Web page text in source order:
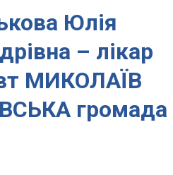
Юлія
– лікар
МИКОЛАЇВ
громада